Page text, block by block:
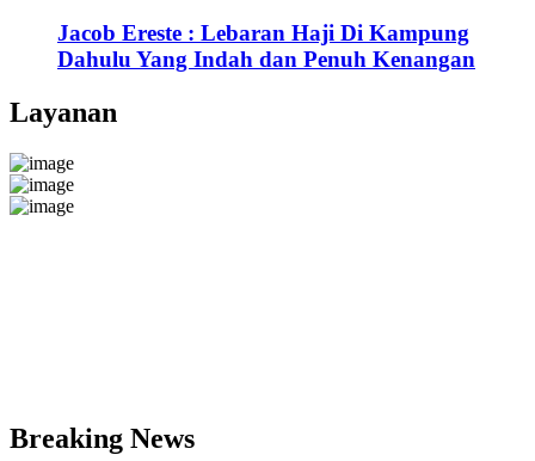
Jacob Ereste : Lebaran Haji Di Kampung
Dahulu Yang Indah dan Penuh Kenangan
Layanan
Breaking News